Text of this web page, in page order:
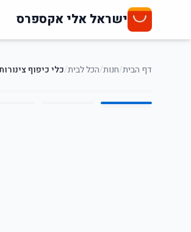
ישראל אלי אקספרס
דף הבית/חנות/הכל לבית/כלי כיפוף צינורות 3
1
/
5